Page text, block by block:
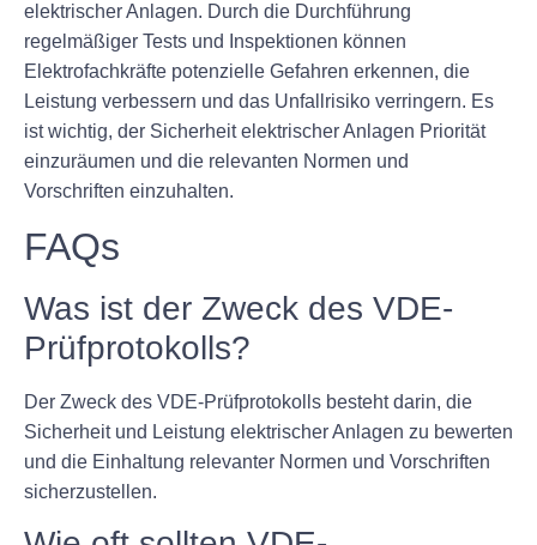
elektrischer Anlagen. Durch die Durchführung
regelmäßiger Tests und Inspektionen können
Elektrofachkräfte potenzielle Gefahren erkennen, die
Leistung verbessern und das Unfallrisiko verringern. Es
ist wichtig, der Sicherheit elektrischer Anlagen Priorität
einzuräumen und die relevanten Normen und
Vorschriften einzuhalten.
FAQs
Was ist der Zweck des VDE-
Prüfprotokolls?
Der Zweck des VDE-Prüfprotokolls besteht darin, die
Sicherheit und Leistung elektrischer Anlagen zu bewerten
und die Einhaltung relevanter Normen und Vorschriften
sicherzustellen.